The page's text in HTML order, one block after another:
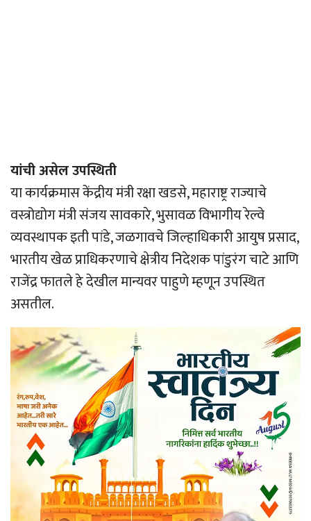
यांची असेल उपस्थिती
या कार्यक्रमास केंद्रीय मंत्री रक्षा खडसे, महाराष्ट्र राज्याचे
वस्त्रोद्योग मंत्री संजय सावकारे, भुसावळ विभागीय रेल्वे
व्यवस्थापक इती पांडे, जळगावचे जिल्हाधिकारी आयुष प्रसाद,
भारतीय खेळ प्राधिकरणाचे क्षेत्रीय निदेशक पांडुरंग चाटे आणि
राजेंद्र फातले हे देखील मान्यवर पाहुणे म्हणून उपस्थित
असतील.